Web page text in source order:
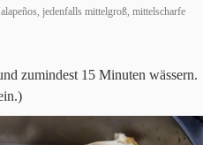
jeden­falls mit­tel­groß, mittelscharfe
zumin­dest 15 Minu­ten wäs­sern.